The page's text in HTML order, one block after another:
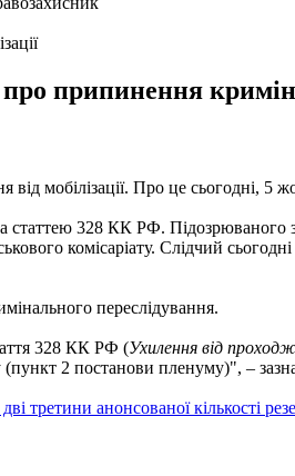
припинення
мобілізації. Про це сьогодні, 5
статтею 328 КК РФ.
комісаріату. Слідчий
переслідування.
328 КК РФ (Ухилення від
(пункт 2 постанови пленуму)", –
третини анонсованої кількості